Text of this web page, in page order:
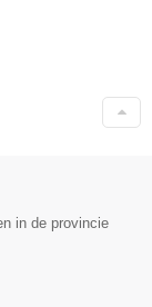
in de provincie